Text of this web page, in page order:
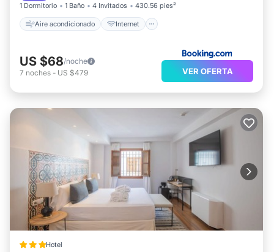
1 Dormitorio 1 Baño 4 Invitados 430.56 pies²
Aire acondicionado Internet
US $68/noche
7 noches - US $479 VER OFERTA
Hotel